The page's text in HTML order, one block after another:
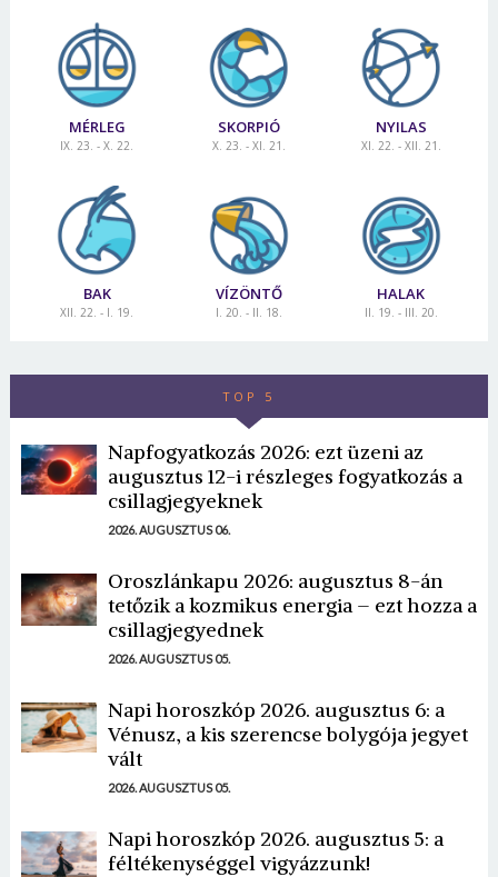
MÉRLEG
IX. 23. - X. 22.
SKORPIÓ
X. 23. - XI. 21.
NYILAS
XI. 22. - XII. 21.
BAK
XII. 22. - I. 19.
VÍZÖNTŐ
I. 20. - II. 18.
HALAK
II. 19. - III. 20.
TOP 5
Napfogyatkozás 2026: ezt üzeni az
augusztus 12-i részleges fogyatkozás a
csillagjegyeknek
2026. AUGUSZTUS 06.
Oroszlánkapu 2026: augusztus 8-án
tetőzik a kozmikus energia – ezt hozza a
csillagjegyednek
2026. AUGUSZTUS 05.
Napi horoszkóp 2026. augusztus 6: a
Vénusz, a kis szerencse bolygója jegyet
vált
2026. AUGUSZTUS 05.
Napi horoszkóp 2026. augusztus 5: a
féltékenységgel vigyázzunk!